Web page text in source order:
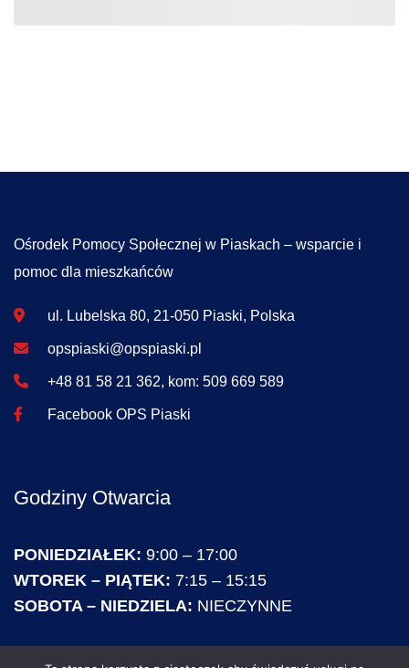
Ośrodek Pomocy Społecznej w Piaskach – wsparcie i
pomoc dla mieszkańców
ul. Lubelska 80, 21-050 Piaski, Polska
opspiaski@opspiaski.pl
+48 81 58 21 362, kom: 509 669 589
Facebook OPS Piaski
Godziny Otwarcia
PONIEDZIAŁEK: 9:00 – 17:00
WTOREK – PIĄTEK: 7:15 – 15:15
SOBOTA – NIEDZIELA: NIECZYNNE